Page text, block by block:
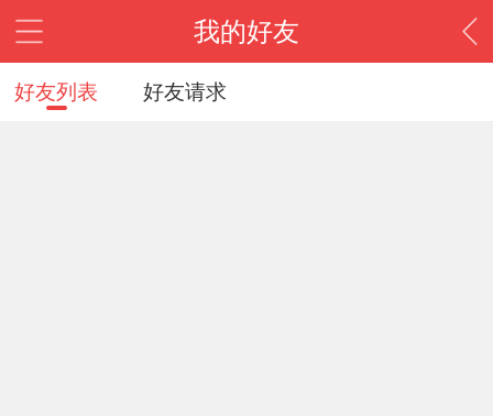
我的好友
好友列表 好友请求